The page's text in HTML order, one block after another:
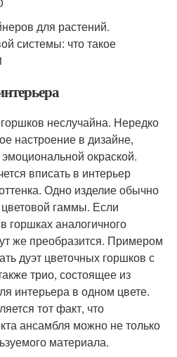
неслучайна. Нередко
настроение в дизайне,
окраской.
вписать в интерьер
Одно изделие обычно
гаммы. Если
горшках аналогичного
же преобразится. Примером
дуэт цветочных горшков с
трио, состоящее из
интерьера в одном цвете.
тот факт, что
ансамбля можно не только
материала.